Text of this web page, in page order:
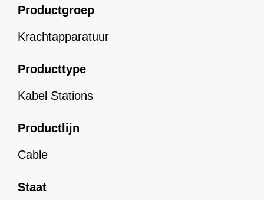
hele lichaam. Door de kabels in verschillende hoogtes en
maken die gewichtsbelasting, co?rdinatie en flexibiliteit
blessurepreventie.
Deze rehab-variant van het Ercolina-station ondersteunt
Denk aan oefeningen zoals lat pulldowns, rows, triceps
schouder-/armbewegingen. Met accessoires zoals
je training personaliseren voor jouw revalidatie- of
Productgroep
Krachtapparatuur
Producttype
Kabel Stations
Productlijn
Cable
Staat